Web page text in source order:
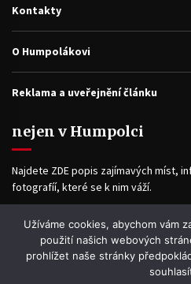
Kontakty
O Humpolákovi
Reklama a uveřejnění článku
nejen v Humpolci
Najdete ZDE popis zajímavých míst,
fotografíí, které se k nim váží.
Facebook
Užíváme cookies, abychom vám
použití našich webových
prohlížet naše stránky